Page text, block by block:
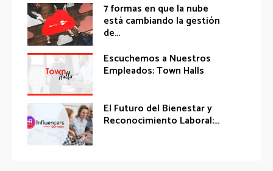
7 formas en que la nube
está cambiando la gestión
de...
Escuchemos a Nuestros
Empleados: Town Halls
El Futuro del Bienestar y
Reconocimiento Laboral:...